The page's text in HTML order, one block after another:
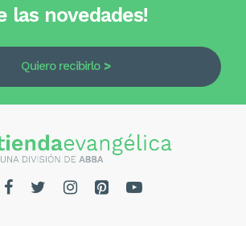
las novedades!
Quiero recibirlo